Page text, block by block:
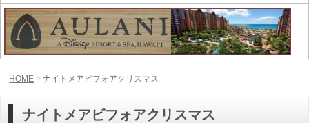
HOME ナイトメアビフォアクリスマス
ナイトメアビフォアクリスマス